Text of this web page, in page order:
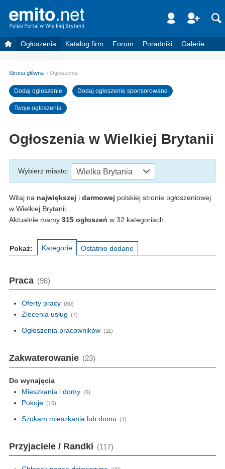
Ogłoszenia Katalog firm Forum Poradniki Galerie
Strona główna Ogłoszenia
Dodaj ogłoszenie Dodaj ogłoszenie sponsorowane
Twoje ogłoszenia
Ogłoszenia w Wielkiej Brytanii
Wybierz miasto: Wielka Brytania
Witaj na największej i darmowej polskiej stronie ogłoszeniowej
w Wielkiej Brytanii.
Aktualnie mamy 315 ogłoszeń w 32 kategoriach.
Pokaż: Kategorie Ostatnio dodane
Praca (98)
Oferty pracy (80)
Zlecenia usług (7)
Ogłoszenia pracowników (11)
Zakwaterowanie (23)
Do wynajęcia
Mieszkania i domy (6)
Pokoje (16)
Szukam mieszkania lub domu (1)
Przyjaciele / Randki (117)